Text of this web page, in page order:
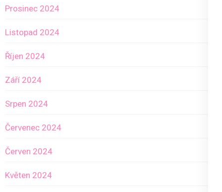
Prosinec 2024
Listopad 2024
Říjen 2024
Září 2024
Srpen 2024
Červenec 2024
Červen 2024
Květen 2024